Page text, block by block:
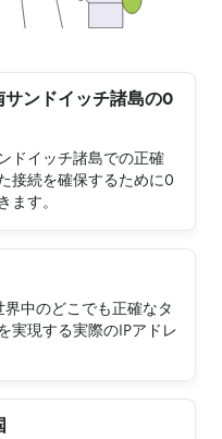
ンドイッチ諸島の0
ドイッチ諸島での正確
接続を確保するために0
す。
中のどこでも正確なタ
実現する実際のIPアドレ